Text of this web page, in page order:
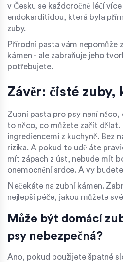
v Česku se každoročně léčí více
endokarditidou, která byla
zuby.
Přírodní pasta vám nepomůže
kámen - ale zabraňuje jeho
potřebujete.
Závěr: čisté zuby,
Zubní pasta pro psy není něco,
to něco, co můžete začít dělat.
ingrediencemi z kuchyně. Bez
rizika. A pokud to uděláte
mít zápach z úst, nebude mít
onemocnění srdce. A vy
Nečekáte na zubní kámen.
nejlepší péče, jakou můžete
Může být domácí
psy nebezpečná?
Ano, pokud použijete špatné